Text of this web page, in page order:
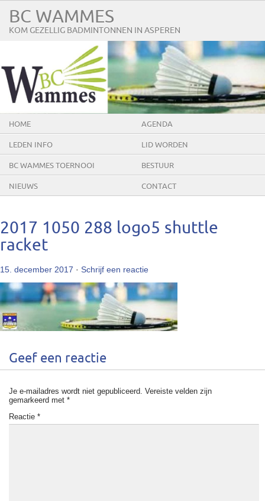
BC WAMMES
KOM GEZELLIG BADMINTONNEN IN ASPEREN
HOME AGENDA
LEDEN INFO LID WORDEN
BC WAMMES TOERNOOI BESTUUR
NIEUWS CONTACT
2017 1050 288 logo5 shuttle
racket
15. december 2017 · Schrijf een reactie
Geef een reactie
Je e-mailadres wordt niet gepubliceerd. Vereiste velden zijn
gemarkeerd met *
Reactie *